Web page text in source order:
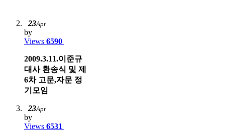
23Apr
by
Views 6590
2009.3.11.이준규
대사 환송식 및 제
6차 고문,자문 정
기모임
23Apr
by
Views 6531